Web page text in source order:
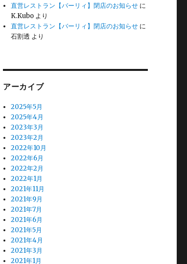
直営レストラン【バーリィ】閉店のお知らせ に
K.Kubo より
直営レストラン【バーリィ】閉店のお知らせ に
石割透 より
アーカイブ
2025年5月
2025年4月
2023年3月
2023年2月
2022年10月
2022年6月
2022年2月
2022年1月
2021年11月
2021年9月
2021年7月
2021年6月
2021年5月
2021年4月
2021年3月
2021年1月